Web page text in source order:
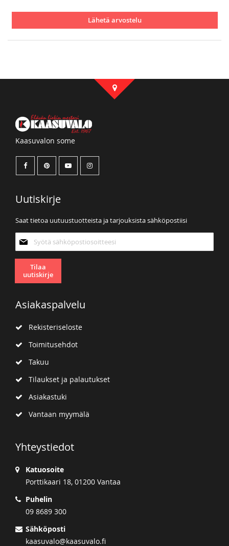
Lähetä arvostelu
Kaasuvalon some
Uutiskirje
Saat tietoa uutuustuotteista ja tarjouksista sähköpostiisi
uutiskirjeemme:
Tilaa
uutiskirje
Asiakaspalvelu
Rekisteriseloste
Toimitusehdot
Takuu
Tilaukset ja palautukset
Asiakastuki
Vantaan myymälä
Yhteystiedot
Katuosoite
Porttikaari 18, 01200 Vantaa
Puhelin
09 8689 300
Sähköposti
kaasuvalo@kaasuvalo.fi